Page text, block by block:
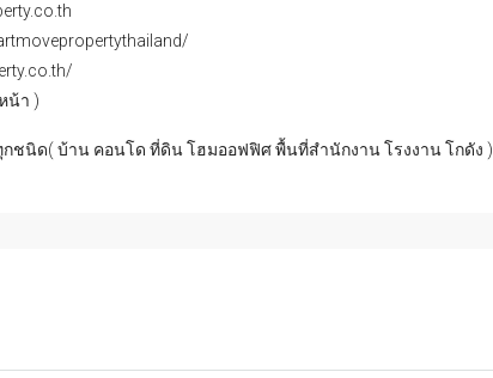
น้า )
ชนิด( บ้าน คอนโด ที่ดิน โฮมออฟฟิศ พื้นที่สำนักงาน โรงงาน โกดัง )